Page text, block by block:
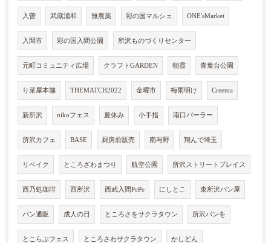
入曽 武蔵浦和 無農薬 彩の国マルシェ ONE'sMarket
入間市 彩の国入間公園 所沢ものづくりセンター
元町コミュニティ広場 クラフトGARDEN 朝霞 青葉台公園
り菜屋本舗 THEMATCH2022 金曜市 梅雨明け Creema
新所沢 nikoフェス 夏休み 小手指 南口パーラー
所沢カフェ BASE 厨房前販売 南与野 翔んで埼玉
リベイク ところざわまつり 航空公園 所沢ストリートプレイス
西乃処珈琲 西所沢 西武入間PePe にしとこ 東所沢パン屋
パン通販 成人の日 ところさをサクラタウン 所沢パンを
とこらぶフェス ところさわサクラタウン かしどん